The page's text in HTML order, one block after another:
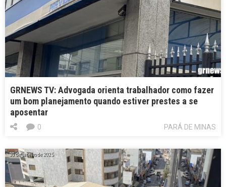
GRNEWS TV: Advogada orienta trabalhador como fazer
um bom planejamento quando estiver prestes a se
aposentar
PARÁ DE MINAS
0
30 de janeiro de 2025